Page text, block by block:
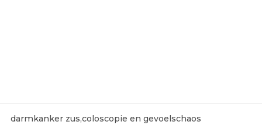
darmkanker zus,coloscopie en gevoelschaos